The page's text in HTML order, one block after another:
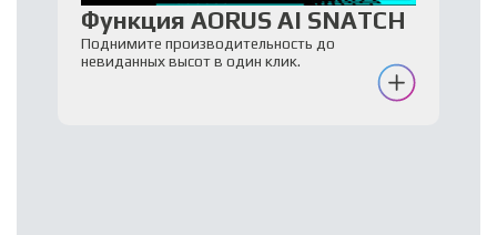
Функция AORUS AI SNATCH
Поднимите производительность до
невиданных высот в один клик.